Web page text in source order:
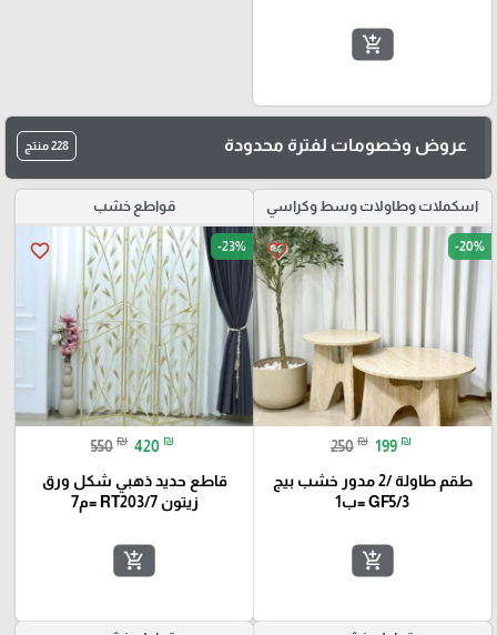
add_shopping_cart
عروض وخصومات لفترة محدودة 228 منتج
اسكملات وطاولات وسط وكراسي
favorite_border -20%
250 ₪ 199 ₪
طقم طاولة /2 مدور خشب بيج
GF5/3 =ب1
add_shopping_cart
قواطع خشب
favorite_border -23%
550 ₪ 420 ₪
قاطع حديد ذهبي شكل ورق
زيتون RT203/7 =م7
add_shopping_cart